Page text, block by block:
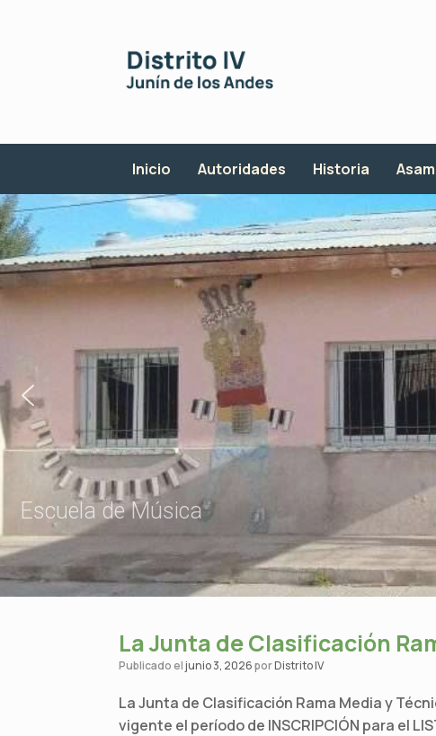
Inicio Autoridades Historia
Escuela de Música
La Junta de Clasificación
Publicado eljunio 3, 2026porDistrito IV
La Junta de Clasificación Rama Media y
vigente el período de INSCRIPCIÓN para el